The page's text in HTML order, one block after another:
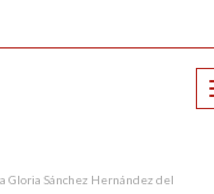
Gloria Sánchez Hernández del